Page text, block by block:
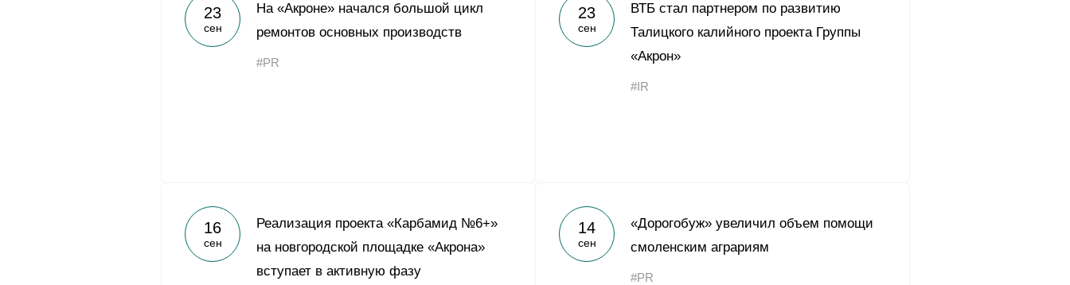
23
сен
На «Акроне» начался большой цикл
ремонтов основных производств
#PR
23
сен
ВТБ стал партнером по развитию
Талицкого калийного проекта Группы
«Акрон»
#IR
16
сен
Реализация проекта «Карбамид №6+»
на новгородской площадке «Акрона»
вступает в активную фазу
14
сен
«Дорогобуж» увеличил объем помощи
смоленским аграриям
#PR